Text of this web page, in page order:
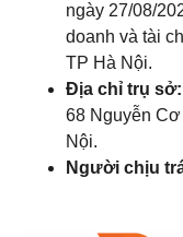
ngày 27/08/
doanh và tài
TP Hà Nội.
Địa chỉ trụ sở:
68 Nguyễn
Nội.
Người chịu